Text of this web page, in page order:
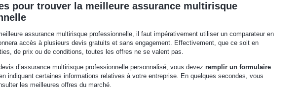
pour trouver la meilleure assurance multirisque
assurance multirisque professionnelle, il faut impérativement utiliser un comparateur en
accès à plusieurs devis gratuits et sans engagement. Effectivement, que ce soit en
de prix ou de conditions, toutes les offres ne se valent pas.
d’assurance multirisque professionnelle personnalisé, vous devez remplir un formulaire
indiquant certaines informations relatives à votre entreprise. En quelques secondes, vous
les meilleures offres du marché.